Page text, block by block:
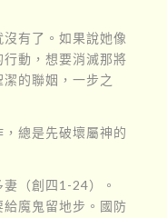
有了。如果說她像
動，想要消滅那將
的聯姻，一步之
總是先破壞屬神的
（創四1-24）。
魔鬼留地步。國防